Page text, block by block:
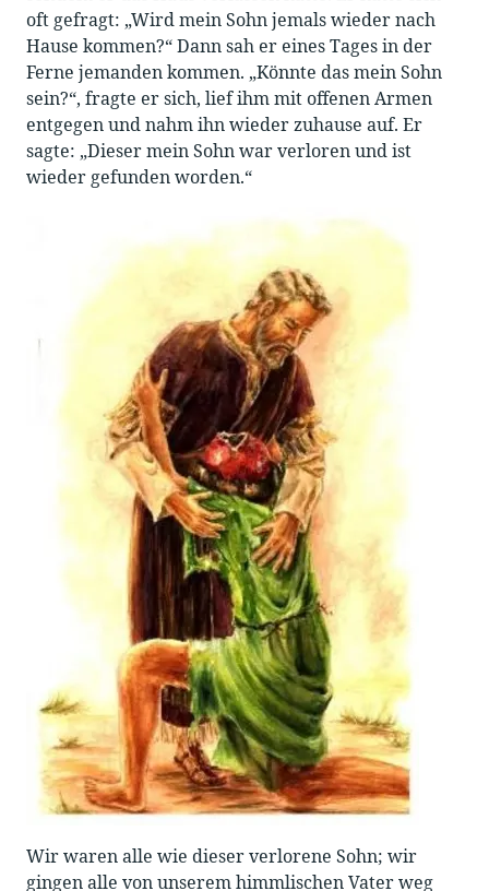
oft gefragt: „Wird mein Sohn jemals wieder nach
Hause kommen?“ Dann sah er eines Tages in der
Ferne jemanden kommen. „Könnte das mein Sohn
sein?“, fragte er sich, lief ihm mit offenen Armen
entgegen und nahm ihn wieder zuhause auf. Er
sagte: „Dieser mein Sohn war verloren und ist
wieder gefunden worden.“
Wir waren alle wie dieser verlorene Sohn; wir
gingen alle von unserem himmlischen Vater weg